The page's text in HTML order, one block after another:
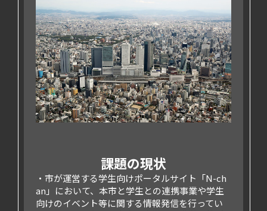
課題の現状
市が運営する学生向けポータルサイト「N-ch
an」において、本市と学生との連携事業や学生
向けのイベント等に関する情報発信を行ってい